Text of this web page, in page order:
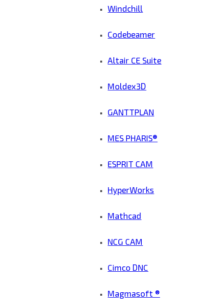
Windchill
Codebeamer
Altair CE Suite
Moldex3D
GANTTPLAN
MES PHARIS®
ESPRIT CAM
HyperWorks
Mathcad
NCG CAM
Cimco DNC
Magmasoft ®